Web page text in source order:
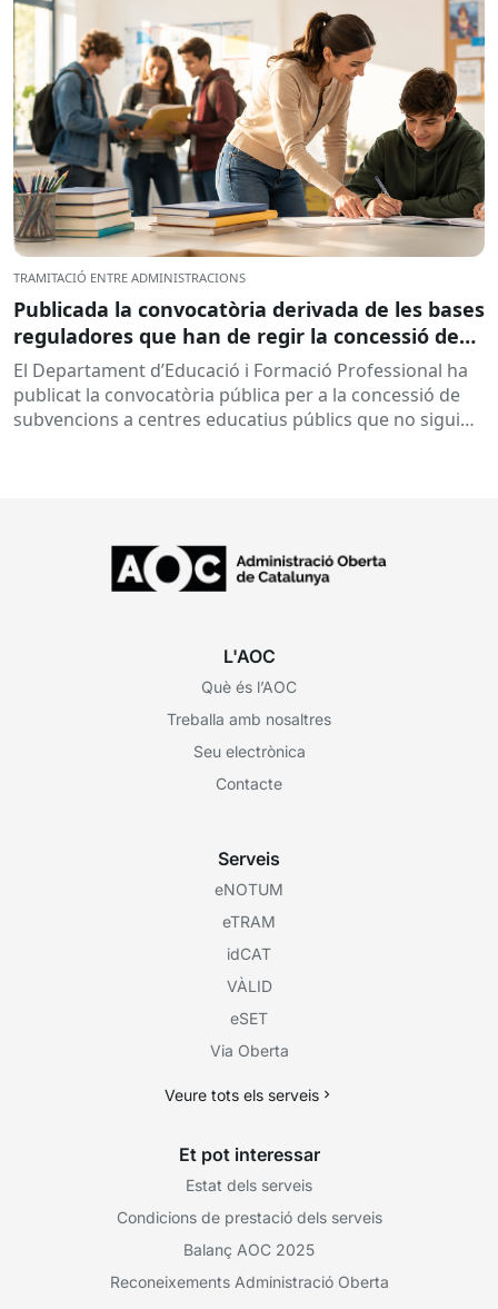
TRAMITACIÓ ENTRE ADMINISTRACIONS
Publicada la convocatòria derivada de les bases
reguladores que han de regir la concessió de
subvencions a centres educatius, per al
desenvolupament de programes de formació i
inserció, durant el curs 2026-2027
El Departament d’Educació i Formació Professional ha
publicat la convocatòria pública per a la concessió de
subvencions a centres educatius públics que no siguin
L'AOC
Què és l’AOC
Treballa amb nosaltres
Seu electrònica
Contacte
Serveis
eNOTUM
eTRAM
idCAT
VÀLID
eSET
Via Oberta
Veure tots els serveis
Et pot interessar
Estat dels serveis
Condicions de prestació dels serveis
Balanç AOC 2025
Reconeixements Administració Oberta